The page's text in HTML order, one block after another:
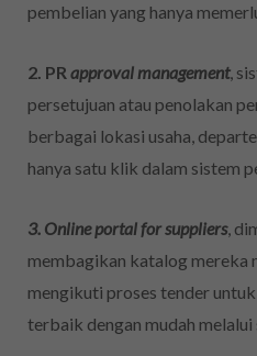
pembelian yang hanya
2. PR approval management,
persetujuan atau penolakan
berbagai lokasi usaha,
hanya satu klik dalam sistem
3. Online portal for suppliers,
membagikan katalog mereka
mengikuti proses tender
terbaik dengan mudah